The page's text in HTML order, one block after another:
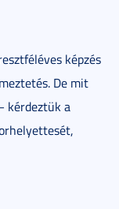
képzés
De mit
kérdeztük a